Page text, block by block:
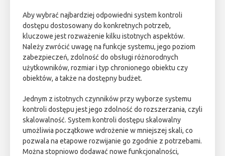
Aby wybrać najbardziej odpowiedni system kontroli
dostępu dostosowany do konkretnych potrzeb,
kluczowe jest rozważenie kilku istotnych aspektów.
Należy zwrócić uwagę na funkcje systemu, jego poziom
zabezpieczeń, zdolność do obsługi różnorodnych
użytkowników, rozmiar i typ chronionego obiektu czy
obiektów, a także na dostępny budżet.
Jednym z istotnych czynników przy wyborze systemu
kontroli dostępu jest jego zdolność do rozszerzania, czyli
skalowalność. System kontroli dostępu skalowalny
umożliwia początkowe wdrożenie w mniejszej skali, co
pozwala na etapowe rozwijanie go zgodnie z potrzebami.
Można stopniowo dodawać nowe funkcjonalności,